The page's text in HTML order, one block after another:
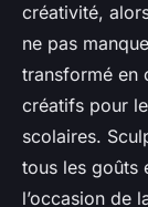
créativité,
ne pas
transformé en
créatifs pour
scolaires.
tous les goûts
l’occasion de